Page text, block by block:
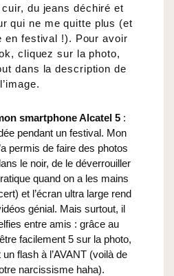
du jeans déchiré et
qui ne me quitte plus (et
en festival !). Pour avoir
cliquez sur la photo,
dans la description de
l’image.
smartphone Alcatel 5 :
pendant un festival. Mon
permis de faire des photos
le noir, de le déverrouiller
quand on a les mains
et l’écran ultra large rend
génial. Mais surtout, il
entre amis : grâce au
facilement 5 sur la photo,
flash à l’AVANT (voilà de
narcissisme haha).